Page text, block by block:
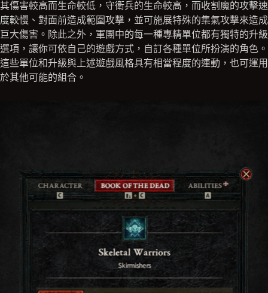
其傷害較高而生命較低，守衛兵的生命較高，而收割魔的攻擊速
度較慢、對面前造成範圍攻擊，並可施展特殊的集氣攻擊來造成
巨大傷害。除此之外，軍團中的每一種專精單位都有獨特的升級
選項，讓你可依自己的遊戲方式，自訂各種單位所扮演的角色。
這些單位和升級與上述遊戲風格具有相當程度的連動，也可運用
於其他可能的組合。